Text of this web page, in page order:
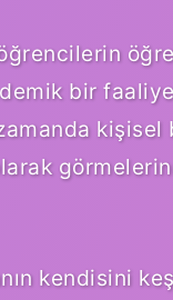
bir
kendisini